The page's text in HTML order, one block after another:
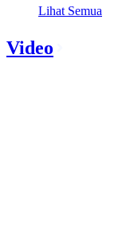
Lihat Semua
Video